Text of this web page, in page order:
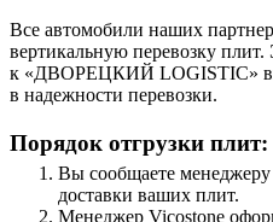
Все автомобили наших
вертикальную перевозку плит.
к «ДВОРЕЦКИЙ LOGISTIC»
в надежности перевозки.
Порядок отгрузки плит:
Вы сообщаете менеджеру
доставки ваших плит.
Менеджер Vicostone